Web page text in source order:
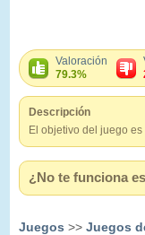
Valoración
79.3%
Descripción
El objetivo del juego
¿No te funciona
Juegos >> Juegos